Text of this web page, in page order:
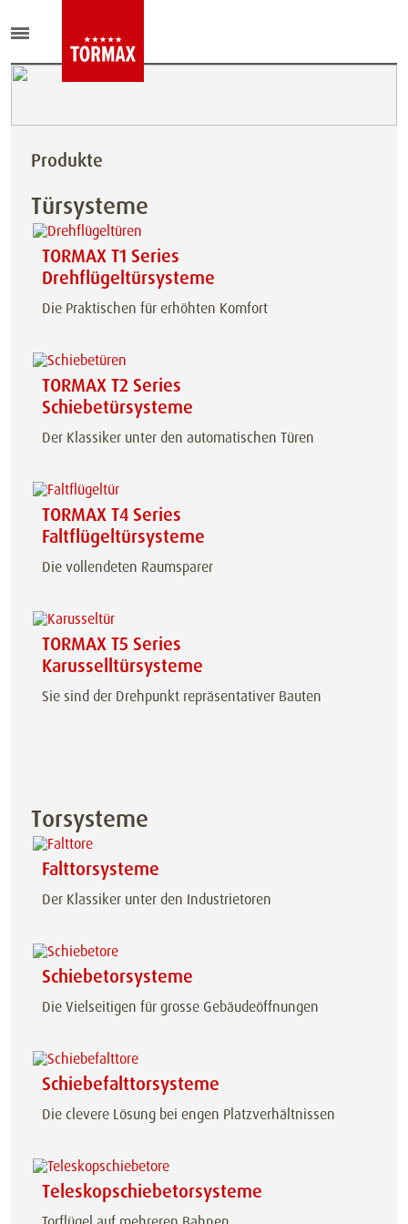
Produkte
Türsysteme
TORMAX T1 Series
Drehflügeltürsysteme
Die Praktischen für erhöhten Komfort
TORMAX T2 Series
Schiebetürsysteme
Der Klassiker unter den automatischen Türen
TORMAX T4 Series
Faltflügeltürsysteme
Die vollendeten Raumsparer
TORMAX T5 Series
Karusselltürsysteme
Sie sind der Drehpunkt repräsentativer Bauten
Torsysteme
Falttorsysteme
Der Klassiker unter den Industrietoren
Schiebetorsysteme
Die Vielseitigen für grosse Gebäudeöffnungen
Schiebefalttorsysteme
Die clevere Lösung bei engen Platzverhältnissen
Teleskopschiebetorsysteme